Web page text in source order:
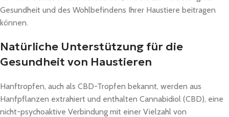
Gesundheit und des Wohlbefindens Ihrer Haustiere beitragen
können.
Natürliche Unterstützung für die
Gesundheit von Haustieren
Hanftropfen, auch als CBD-Tropfen bekannt, werden aus
Hanfpflanzen extrahiert und enthalten Cannabidiol (CBD), eine
nicht-psychoaktive Verbindung mit einer Vielzahl von